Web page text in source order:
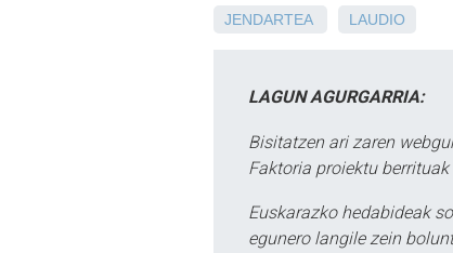
JENDARTEA LAUDIO
LAGUN AGURGARRIA:
Bisitatzen ari zaren
Faktoria proiektu
Euskarazko hedabideak
egunero langile zein